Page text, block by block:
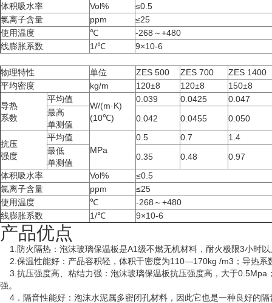
体积吸水率
Vol%
≤0.5
氯离子含量
ppm
≤25
使用温度
℃
-268～+480
线膨胀系数
1/℃ 9×10-6
物理特性 单位 ZES 500 ZES 700
ZES 1400
平均密度
kg/m 120±8 120±8 150±8
导热
系数
平均值
W/(m·K)
(10℃)
0.039 0.0425
0.047
最高
单测值
0.042 0.0455 0.050
抗压
强度
平均值
MPa
0.5 0.7
1.4
最低
单测值
0.35 0.48
0.97
体积吸水率
Vol%
≤0.5
氯离子含量
ppm
≤25
使用温度
℃
-268～+480
线膨胀系数
1/℃ 9×10-6
产品优点
1.防火隔热：泡沫玻璃保温板是A1级不燃无机材料，耐火极限3小时
2.保温性能好：产品容积轻，体积干密度为110—170kg /m3；导热系
3.抗压强度高、粘结力强：泡沫玻璃保温板抗压强度高，大于0.5Mpa
强。
4．隔音性能好：泡沫水泥属多密闭孔材料，因此它也是一种良好的